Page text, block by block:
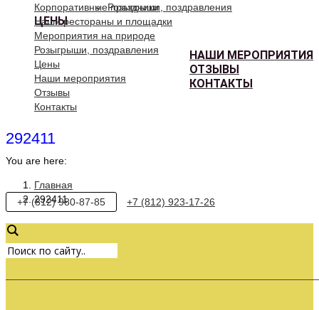
Розыгрыши, поздравления
ЦЕНЫ
НАШИ МЕРОПРИЯТИЯ
ОТЗЫВЫ
КОНТАКТЫ
Корпоративные праздники
Наши рестораны и площадки
Мероприятия на природе
Розыгрыши, поздравления
Цены
Наши мероприятия
Отзывы
Контакты
292411
You are here:
Главная
292411
+7 (812) 980-87-85 +7 (812) 923-17-26